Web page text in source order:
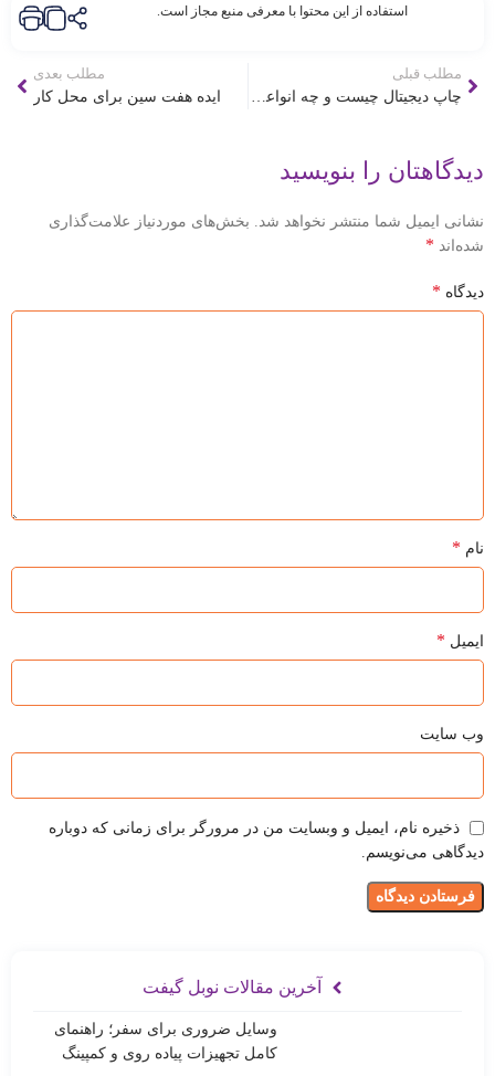
استفاده از این محتوا با معرفی منبع مجاز است.
مطلب قبلی
مطلب بعدی
ایده هفت سین برای محل کار
دیدگاهتان را بنویسید
نشانی ایمیل شما منتشر نخواهد شد.
بخش‌های موردنیاز علامت‌گذاری
شده‌اند *
دیدگاه *
نام *
ایمیل *
وب‌ سایت
ذخیره نام، ایمیل و وبسایت من در مرورگر برای زمانی که دوباره
دیدگاهی می‌نویسم.
آخرین مقالات نوبل گیفت
وسایل ضروری برای سفر؛ راهنمای
کامل تجهیزات پیاده روی و کمپینگ